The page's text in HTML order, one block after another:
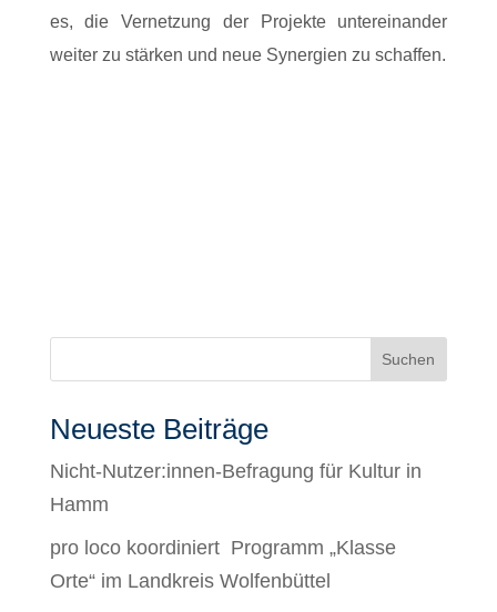
es, die Vernetzung der Projekte untereinander
weiter zu stärken und neue Synergien zu schaffen.
Suchen
Neueste Beiträge
Nicht-Nutzer:innen-Befragung für Kultur in
Hamm
pro loco koordiniert Programm „Klasse
Orte“ im Landkreis Wolfenbüttel